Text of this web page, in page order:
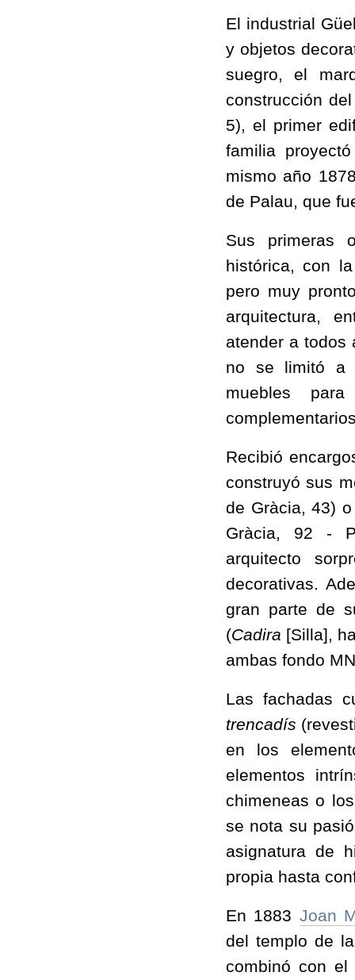
El industrial
y objetos
suegro, el
construcción
5), el primer
familia
mismo año
de Palau, que
Sus primeras
histórica, con
pero muy
arquitectura,
atender a todos
no se limitó a
muebles
Recibió
construyó sus
de Gràcia, 43)
Gràcia, 92 -
arquitecto
decorativas.
gran parte de
(Cadira [Silla],
ambas fondo
Las fachadas
trencadís
en los
elementos
chimeneas o
se nota su
asignatura de
propia hasta
En 1883 Joan
del templo de
combinó con